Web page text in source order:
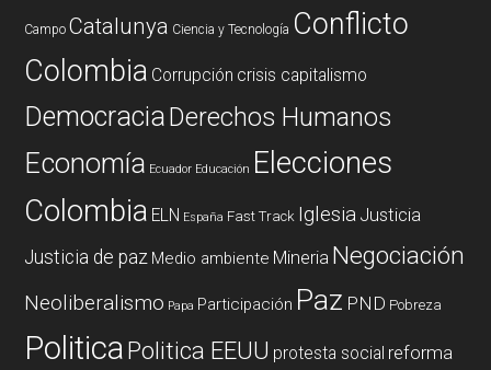
Campo Catalunya Ciencia y Tecnología Conflicto
Colombia Corrupción crisis capitalismo
DemocraciaDerechos Humanos
Economía Ecuador Educación Elecciones
Colombia ELN España Fast Track Iglesia Justicia
Justicia de paz Medio ambiente Mineria Negociación
Neoliberalismo Papa Participación Paz PND Pobreza
PoliticaPolitica EEUU protesta social reforma